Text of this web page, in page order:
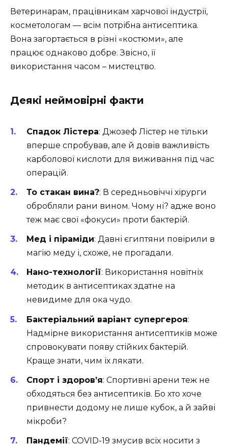
Ветеринарам, працівникам харчової індустрії,
косметологам — всім потрібна антисептика.
Вона загортається в різні «костюми», але
працює однаково добре. Звісно, її
використання часом – мистецтво.
Деякі неймовірні факти
Спадок Лістера: Джозеф Лістер не тільки
вперше спробував, але й довів важливість
карболової кислоти для виживання під час
операцій.
То стакан вина?: В середньовіччі хірурги
обробляли рани вином. Чому ні? адже воно
теж має свої «фокуси» проти бактерій.
Мед і піраміди: Давні єгиптяни повірили в
магію меду і, схоже, не прогадали.
Нано-технології: Використання новітніх
методик в антисептиках здатне на
невидиме для ока чудо.
Бактеріальний варіант супергероя:
Надмірне використання антисептиків може
спровокувати появу стійких бактерій.
Краще знати, чим їх лякати.
Спорт і здоров’я: Спортивні арени теж не
обходяться без антисептиків. Бо хто хоче
привнести додому не лише кубок, а й зайві
мікроби?
Пандемії: COVID-19 змусив всіх носити з